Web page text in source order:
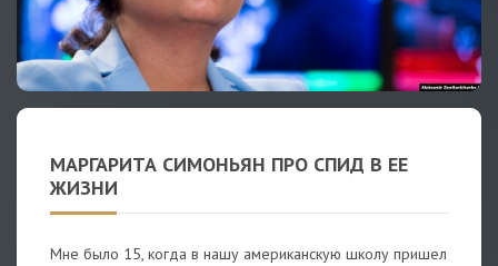
МАРГАРИТА СИМОНЬЯН ПРО СПИД В ЕЕ
ЖИЗНИ
Мне было 15, когда в нашу американскую школу пришел